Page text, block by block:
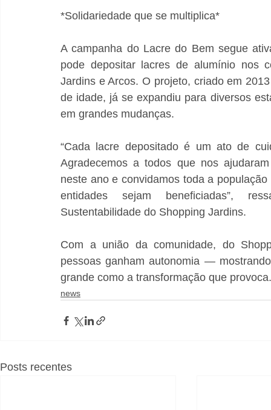
*Solidariedade que se multiplica*
A campanha do Lacre do Bem segue
pode depositar lacres de alumínio nos
Jardins e Arcos. O projeto, criado em
de idade, já se expandiu para diversos
em grandes mudanças.
“Cada lacre depositado é um ato de
Agradecemos a todos que nos
neste ano e convidamos toda a
entidades sejam beneficiadas”,
Sustentabilidade do Shopping Jardins.
Com a união da comunidade, do
pessoas ganham autonomia —
grande como a transformação que provoca.
news
Posts recentes